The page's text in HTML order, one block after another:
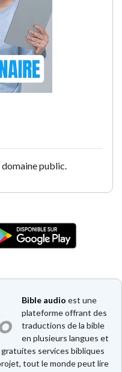
public.
Bible audio est une
plateforme offrant des
traductions de la bible
en plusieurs langues et
services bibliques
tout le monde peut lire